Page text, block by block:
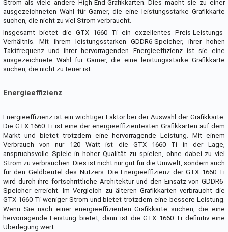
Strom als viele andere High-End-Grafikkarten. Dies macht sie zu einer
ausgezeichneten Wahl für Gamer, die eine leistungsstarke Grafikkarte
suchen, die nicht zu viel Strom verbraucht.
Insgesamt bietet die GTX 1660 Ti ein exzellentes Preis-Leistungs-
Verhältnis. Mit ihrem leistungsstarken GDDR6-Speicher, ihrer hohen
Taktfrequenz und ihrer hervorragenden Energieeffizienz ist sie eine
ausgezeichnete Wahl für Gamer, die eine leistungsstarke Grafikkarte
suchen, die nicht zu teuer ist.
Energieeffizienz
Energieeffizienz ist ein wichtiger Faktor bei der Auswahl der Grafikkarte.
Die GTX 1660 Ti ist eine der energieeffizientesten Grafikkarten auf dem
Markt und bietet trotzdem eine hervorragende Leistung. Mit einem
Verbrauch von nur 120 Watt ist die GTX 1660 Ti in der Lage,
anspruchsvolle Spiele in hoher Qualität zu spielen, ohne dabei zu viel
Strom zu verbrauchen. Dies ist nicht nur gut für die Umwelt, sondern auch
für den Geldbeutel des Nutzers. Die Energieeffizienz der GTX 1660 Ti
wird durch ihre fortschrittliche Architektur und den Einsatz von GDDR6-
Speicher erreicht. Im Vergleich zu älteren Grafikkarten verbraucht die
GTX 1660 Ti weniger Strom und bietet trotzdem eine bessere Leistung.
Wenn Sie nach einer energieeffizienten Grafikkarte suchen, die eine
hervorragende Leistung bietet, dann ist die GTX 1660 Ti definitiv eine
Überlegung wert.